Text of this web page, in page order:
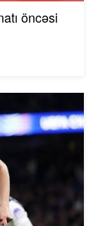
öncəsi